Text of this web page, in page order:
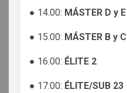
● 14.00: MÁSTER D y E
● 15.00: MÁSTER B y C
● 16.00: ÉLITE 2
● 17.00: ÉLITE/SUB 23